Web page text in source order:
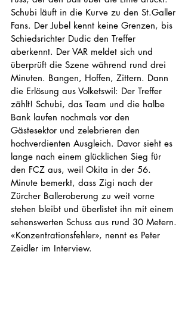
Schubi läuft in die Kurve zu den St.Galler
Fans. Der Jubel kennt keine Grenzen, bis
Schiedsrichter Dudic den Treffer
aberkennt. Der VAR meldet sich und
überprüft die Szene während rund drei
Minuten. Bangen, Hoffen, Zittern. Dann
die Erlösung aus Volketswil: Der Treffer
zählt! Schubi, das Team und die halbe
Bank laufen nochmals vor den
Gästesektor und zelebrieren den
hochverdienten Ausgleich. Davor sieht es
lange nach einem glücklichen Sieg für
den FCZ aus, weil Okita in der 56.
Minute bemerkt, dass Zigi nach der
Zürcher Balleroberung zu weit vorne
stehen bleibt und überlistet ihn mit einem
sehenswerten Schuss aus rund 30 Metern.
«Konzentrationsfehler», nennt es Peter
Zeidler im Interview.